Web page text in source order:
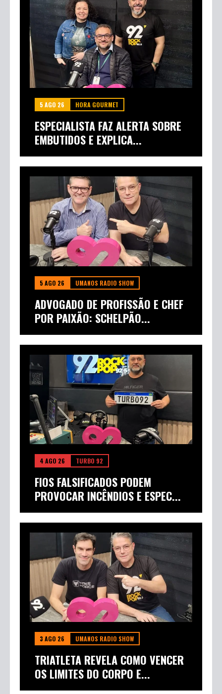
5 AGO 26 HORA GOURMET
ESPECIALISTA FAZ ALERTA SOBRE
EMBUTIDOS E EXPLICA...
5 AGO 26 UMANOS RADIO SHOW
ADVOGADO DE PROFISSÃO E CHEF
POR PAIXÃO: SCHELPÃO...
4 AGO 26 TURBO 92
FIOS FALSIFICADOS PODEM
PROVOCAR INCÊNDIOS E ESPEC...
3 AGO 26 UMANOS RADIO SHOW
TRIATLETA REVELA COMO VENCER
OS LIMITES DO CORPO E...